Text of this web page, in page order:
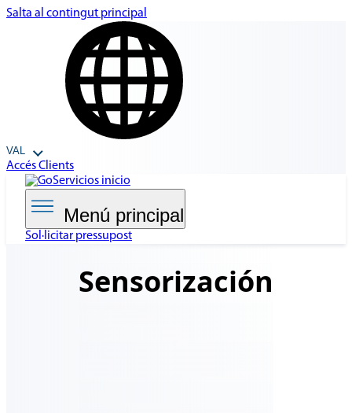
Salta al contingut principal
VAL
Accés Clients
Menú principal
Sol·licitar pressupost
Sensorización